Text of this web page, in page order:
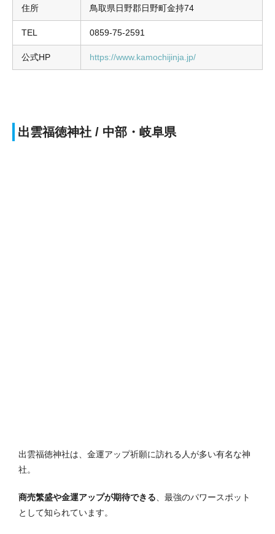
住所 鳥取県日野郡日野町金持74
TEL 0859-75-2591
公式HP https://www.kamochijinja.jp/
出雲福徳神社 / 中部・岐阜県
出雲福徳神社は、金運アップ祈願に訪れる人が多い有名な神
社。
商売繁盛や金運アップが期待できる 、最強のパワースポット
として知られています。